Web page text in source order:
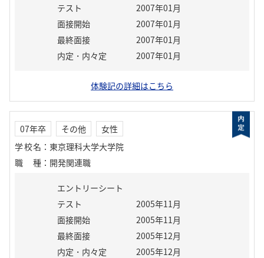
テスト
2007年01月
面接開始
2007年01月
最終面接
2007年01月
内定・内々定
2007年01月
体験記の詳細はこちら
07年卒 その他
女性
学校名 ： 東京理科大学大学院
職種 ： 開発関連職
エントリーシート
テスト
2005年11月
面接開始
2005年11月
最終面接
2005年12月
内定・内々定
2005年12月